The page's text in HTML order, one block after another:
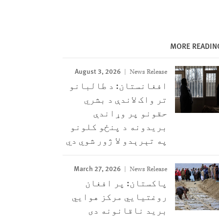
MORE
August 3, 2026 News Release
افغانستان: د طالبانو
تر واک لاندې د بشري
حقونو پر وړاندې
بریدونه د پنځو کلونو
په تېرېدو لا ژور شوي دي
March 27, 2026 News Release
پاکستان: پر افغان
روغتیايي مرکز هوايي
برید ناقانونه دی